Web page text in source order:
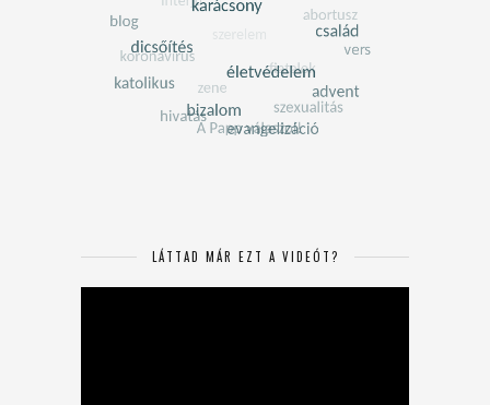
LÁTTAD MÁR EZT A VIDEÓT?